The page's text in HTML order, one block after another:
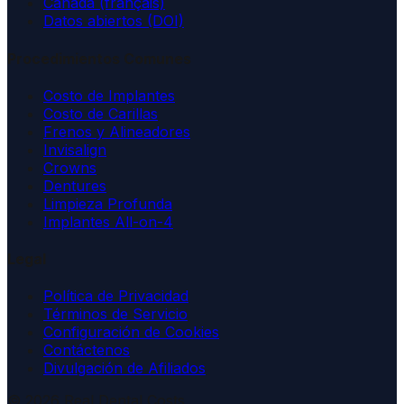
Datos abiertos (DOI)
Costo de Implantes
Costo de Carillas
Frenos y Alineadores
Invisalign
Crowns
Dentures
Limpieza Profunda
Implantes All-on-4
Política de Privacidad
Términos de Servicio
Configuración de Cookies
Contáctenos
Divulgación de Afiliados